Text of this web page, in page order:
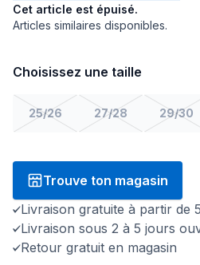
Cet article est épuisé.
Articles similaires disponibles.
Choisissez une taille
25/26 27/28 29/30
Trouve ton magasin
Livraison gratuite à partir de
Livraison sous 2 à 5 jours
Retour gratuit en magasin